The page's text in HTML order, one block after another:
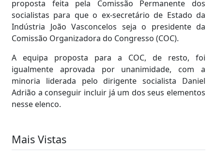
proposta feita pela Comissão Permanente dos
socialistas para que o ex-secretário de Estado da
Indústria João Vasconcelos seja o presidente da
Comissão Organizadora do Congresso (COC).
A equipa proposta para a COC, de resto, foi
igualmente aprovada por unanimidade, com a
minoria liderada pelo dirigente socialista Daniel
Adrião a conseguir incluir já um dos seus elementos
nesse elenco.
Mais Vistas